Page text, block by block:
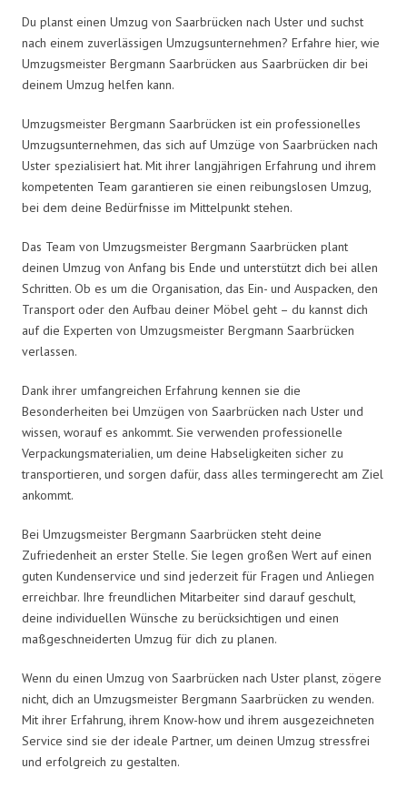
Du planst einen Umzug von Saarbrücken nach Uster und suchst
nach einem zuverlässigen Umzugsunternehmen? Erfahre hier, wie
Umzugsmeister Bergmann Saarbrücken aus Saarbrücken dir bei
deinem Umzug helfen kann.
Umzugsmeister Bergmann Saarbrücken ist ein professionelles
Umzugsunternehmen, das sich auf Umzüge von Saarbrücken nach
Uster spezialisiert hat. Mit ihrer langjährigen Erfahrung und ihrem
kompetenten Team garantieren sie einen reibungslosen Umzug,
bei dem deine Bedürfnisse im Mittelpunkt stehen.
Das Team von Umzugsmeister Bergmann Saarbrücken plant
deinen Umzug von Anfang bis Ende und unterstützt dich bei allen
Schritten. Ob es um die Organisation, das Ein- und Auspacken, den
Transport oder den Aufbau deiner Möbel geht – du kannst dich
auf die Experten von Umzugsmeister Bergmann Saarbrücken
verlassen.
Dank ihrer umfangreichen Erfahrung kennen sie die
Besonderheiten bei Umzügen von Saarbrücken nach Uster und
wissen, worauf es ankommt. Sie verwenden professionelle
Verpackungsmaterialien, um deine Habseligkeiten sicher zu
transportieren, und sorgen dafür, dass alles termingerecht am Ziel
ankommt.
Bei Umzugsmeister Bergmann Saarbrücken steht deine
Zufriedenheit an erster Stelle. Sie legen großen Wert auf einen
guten Kundenservice und sind jederzeit für Fragen und Anliegen
erreichbar. Ihre freundlichen Mitarbeiter sind darauf geschult,
deine individuellen Wünsche zu berücksichtigen und einen
maßgeschneiderten Umzug für dich zu planen.
Wenn du einen Umzug von Saarbrücken nach Uster planst, zögere
nicht, dich an Umzugsmeister Bergmann Saarbrücken zu wenden.
Mit ihrer Erfahrung, ihrem Know-how und ihrem ausgezeichneten
Service sind sie der ideale Partner, um deinen Umzug stressfrei
und erfolgreich zu gestalten.